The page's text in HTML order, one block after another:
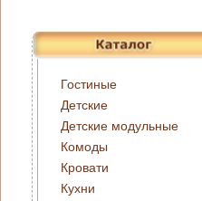
Гостиные
Детские
Детские модульные
Комоды
Кровати
Кухни